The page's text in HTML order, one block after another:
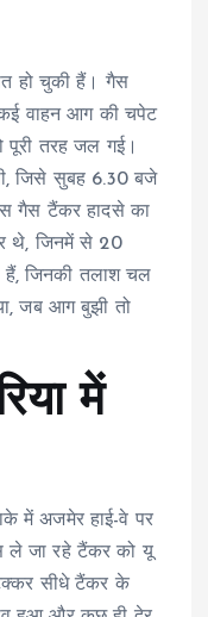
हो चुकी हैं। गैस
वाहन आग की चपेट
तरह जल गई।
जिसे सुबह 6.30 बजे
गैस टैंकर हादसे का
थे, जिनमें से 20
हैं, जिनकी तलाश चल
जब आग बुझी तो
में
में अजमेर हाई-वे पर
जा रहे टैंकर को यू
सीधे टैंकर के